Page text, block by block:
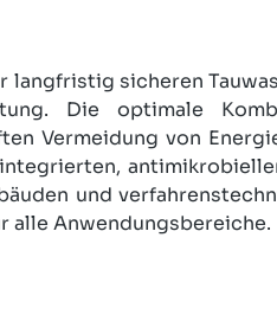
langfristig sicheren
Die optimale
Vermeidung von
und
alle Anwendungsbereiche.